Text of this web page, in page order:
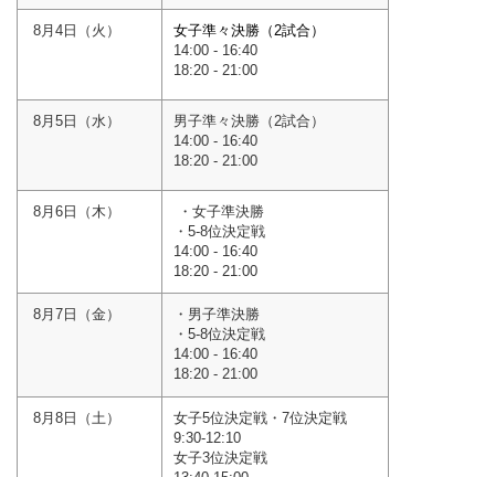
8月4日（火）
女子準々決勝（2試合）
14:00 - 16:40
18:20 - 21:00
8月5日（水）
男子準々決勝（2試合）
14:00 - 16:40
18:20 - 21:00
8月6日（木）
・女子準決勝
・5-8位決定戦
14:00 - 16:40
18:20 - 21:00
8月7日（金）
・男子準決勝
・5-8位決定戦
14:00 - 16:40
18:20 - 21:00
8月8日（土）
女子5位決定戦・7位決定戦
9:30-12:10
女子3位決定戦